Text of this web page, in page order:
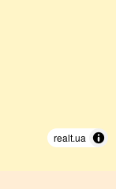
realt.ua